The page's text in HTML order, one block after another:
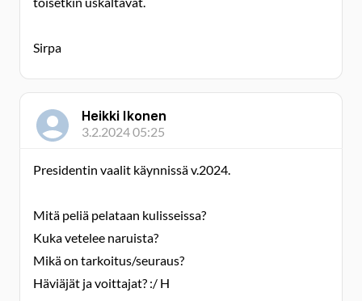
Sirpa
Heikki Ikonen
3.2.2024 05:25
Presidentin vaalit käynnissä v.2024.
Mitä peliä pelataan kulisseissa?
Kuka vetelee naruista?
Mikä on tarkoitus/seuraus?
Häviäjät ja voittajat? :/ H